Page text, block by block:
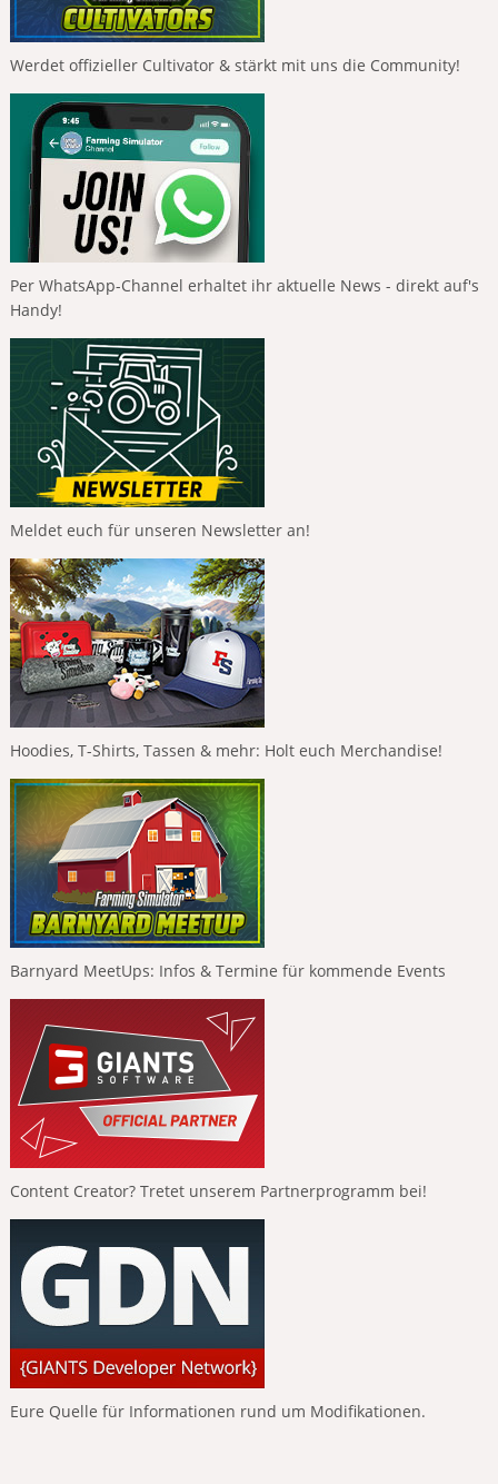
Werdet offizieller Cultivator & stärkt mit uns die Community!
Per WhatsApp-Channel erhaltet ihr aktuelle News - direkt auf's
Handy!
Meldet euch für unseren Newsletter an!
Hoodies, T-Shirts, Tassen & mehr: Holt euch Merchandise!
Barnyard MeetUps: Infos & Termine für kommende Events
Content Creator? Tretet unserem Partnerprogramm bei!
Eure Quelle für Informationen rund um Modifikationen.